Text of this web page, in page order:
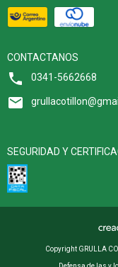
CONTACTANOS
0341-5662668
SEGURIDAD Y
Copyright GRULLA